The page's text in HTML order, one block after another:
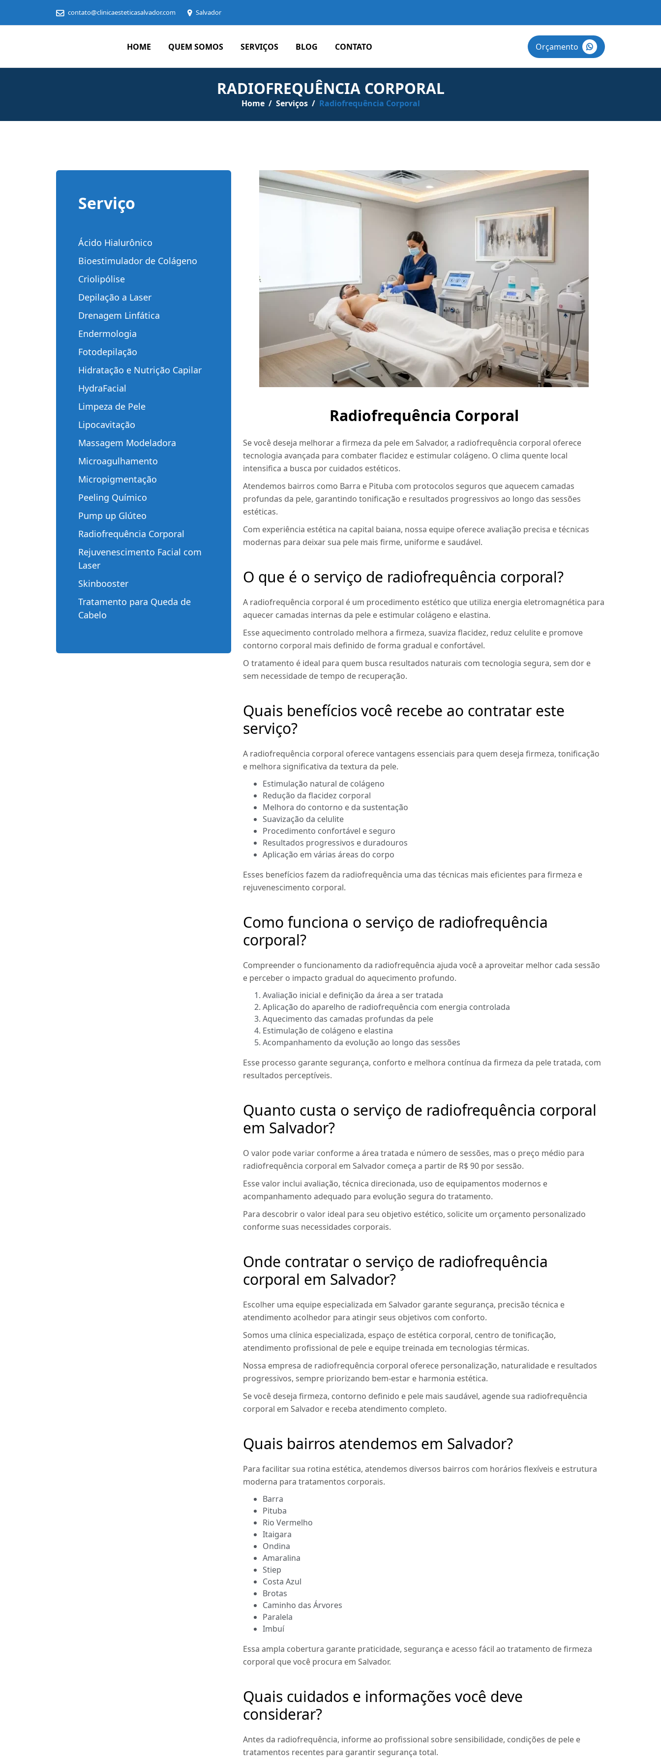
contato@clinicaesteticasalvador.com Salvador
HOME QUEM SOMOS SERVIÇOS BLOG CONTATO Orçamento
RADIOFREQUÊNCIA CORPORAL
Home / Serviços / Radiofrequência Corporal
Serviço
Ácido Hialurônico
Bioestimulador de Colágeno
Criolipólise
Depilação a Laser
Drenagem Linfática
Endermologia
Fotodepilação
Hidratação e Nutrição Capilar
HydraFacial
Limpeza de Pele
Lipocavitação
Massagem Modeladora
Microagulhamento
Micropigmentação
Peeling Químico
Pump up Glúteo
Radiofrequência Corporal
Rejuvenescimento Facial com
Laser
Skinbooster
Tratamento para Queda de
Cabelo
Radiofrequência Corporal
Se você deseja melhorar a firmeza da pele em Salvador, a radiofrequência corporal oferece
tecnologia avançada para combater flacidez e estimular colágeno. O clima quente local
intensifica a busca por cuidados estéticos.
Atendemos bairros como Barra e Pituba com protocolos seguros que aquecem camadas
profundas da pele, garantindo tonificação e resultados progressivos ao longo das sessões
estéticas.
Com experiência estética na capital baiana, nossa equipe oferece avaliação precisa e técnicas
modernas para deixar sua pele mais firme, uniforme e saudável.
O que é o serviço de radiofrequência corporal?
A radiofrequência corporal é um procedimento estético que utiliza energia eletromagnética para
aquecer camadas internas da pele e estimular colágeno e elastina.
Esse aquecimento controlado melhora a firmeza, suaviza flacidez, reduz celulite e promove
contorno corporal mais definido de forma gradual e confortável.
O tratamento é ideal para quem busca resultados naturais com tecnologia segura, sem dor e
sem necessidade de tempo de recuperação.
Quais benefícios você recebe ao contratar este
serviço?
A radiofrequência corporal oferece vantagens essenciais para quem deseja firmeza, tonificação
e melhora significativa da textura da pele.
Estimulação natural de colágeno
Redução da flacidez corporal
Melhora do contorno e da sustentação
Suavização da celulite
Procedimento confortável e seguro
Resultados progressivos e duradouros
Aplicação em várias áreas do corpo
Esses benefícios fazem da radiofrequência uma das técnicas mais eficientes para firmeza e
rejuvenescimento corporal.
Como funciona o serviço de radiofrequência
corporal?
Compreender o funcionamento da radiofrequência ajuda você a aproveitar melhor cada sessão
e perceber o impacto gradual do aquecimento profundo.
Avaliação inicial e definição da área a ser tratada
Aplicação do aparelho de radiofrequência com energia controlada
Aquecimento das camadas profundas da pele
Estimulação de colágeno e elastina
Acompanhamento da evolução ao longo das sessões
Esse processo garante segurança, conforto e melhora contínua da firmeza da pele tratada, com
resultados perceptíveis.
Quanto custa o serviço de radiofrequência corporal
em Salvador?
O valor pode variar conforme a área tratada e número de sessões, mas o preço médio para
radiofrequência corporal em Salvador começa a partir de R$ 90 por sessão.
Esse valor inclui avaliação, técnica direcionada, uso de equipamentos modernos e
acompanhamento adequado para evolução segura do tratamento.
Para descobrir o valor ideal para seu objetivo estético, solicite um orçamento personalizado
conforme suas necessidades corporais.
Onde contratar o serviço de radiofrequência
corporal em Salvador?
Escolher uma equipe especializada em Salvador garante segurança, precisão técnica e
atendimento acolhedor para atingir seus objetivos com conforto.
Somos uma clínica especializada, espaço de estética corporal, centro de tonificação,
atendimento profissional de pele e equipe treinada em tecnologias térmicas.
Nossa empresa de radiofrequência corporal oferece personalização, naturalidade e resultados
progressivos, sempre priorizando bem-estar e harmonia estética.
Se você deseja firmeza, contorno definido e pele mais saudável, agende sua radiofrequência
corporal em Salvador e receba atendimento completo.
Quais bairros atendemos em Salvador?
Para facilitar sua rotina estética, atendemos diversos bairros com horários flexíveis e estrutura
moderna para tratamentos corporais.
Barra
Pituba
Rio Vermelho
Itaigara
Ondina
Amaralina
Stiep
Costa Azul
Brotas
Caminho das Árvores
Paralela
Imbuí
Essa ampla cobertura garante praticidade, segurança e acesso fácil ao tratamento de firmeza
corporal que você procura em Salvador.
Quais cuidados e informações você deve
considerar?
Antes da radiofrequência, informe ao profissional sobre sensibilidade, condições de pele e
tratamentos recentes para garantir segurança total.